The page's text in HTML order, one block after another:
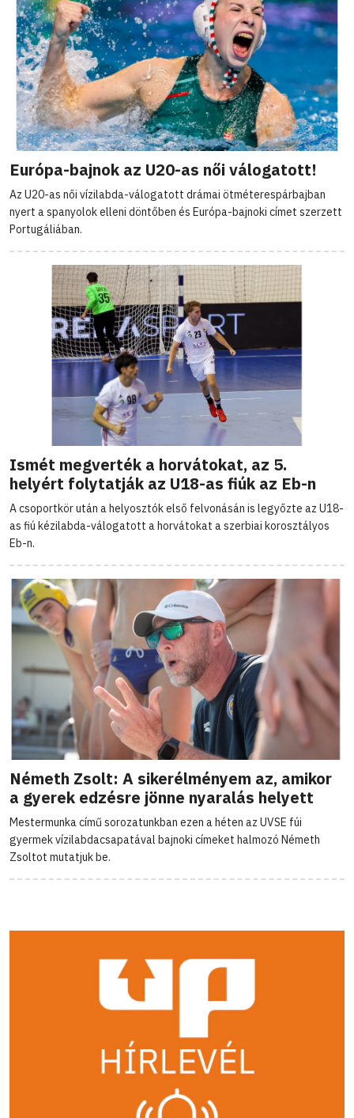
Európa-bajnok az U20-as női válogatott!
Az U20-as női vízilabda-válogatott drámai ötméterespárbajban
nyert a spanyolok elleni döntőben és Európa-bajnoki címet szerzett
Portugáliában.
Ismét megverték a horvátokat, az 5.
helyért folytatják az U18-as fiúk az Eb-n
A csoportkör után a helyosztók első felvonásán is legyőzte az U18-
as fiú kézilabda-válogatott a horvátokat a szerbiai korosztályos
Eb-n.
Németh Zsolt: A sikerélményem az, amikor
a gyerek edzésre jönne nyaralás helyett
Mestermunka című sorozatunkban ezen a héten az UVSE fúi
gyermek vízilabdacsapatával bajnoki címeket halmozó Németh
Zsoltot mutatjuk be.